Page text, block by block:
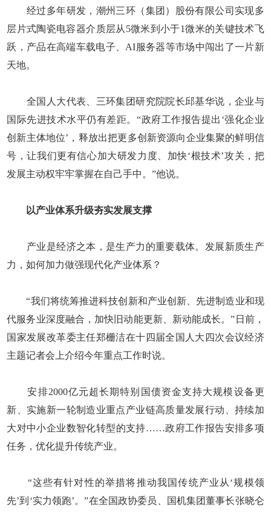
经过多年研发，潮州三环（集团）股份有限公司实现多
层片式陶瓷电容器介质层从5微米到小于1微米的关键技术飞
跃，产品在高端车载电子、AI服务器等市场中闯出了一片新
天地。
全国人大代表、三环集团研究院院长邱基华说，企业与
国际先进技术水平仍有差距。“政府工作报告提出‘强化企业
创新主体地位’，释放出把更多创新资源向企业集聚的鲜明信
号，让我们更有信心加大研发力度、加快‘根技术’攻关，把
发展主动权牢牢掌握在自己手中。”他说。
以产业体系升级夯实发展支撑
产业是经济之本，是生产力的重要载体。发展新质生产
力，如何加力做强现代化产业体系？
“我们将统筹推进科技创新和产业创新、先进制造业和现
代服务业深度融合，加快旧动能更新、新动能成长。”日前，
国家发展改革委主任郑栅洁在十四届全国人大四次会议经济
主题记者会上介绍今年重点工作时说。
安排2000亿元超长期特别国债资金支持大规模设备更
新、实施新一轮制造业重点产业链高质量发展行动、持续加
大对中小企业数智化转型的支持……政府工作报告安排多项
任务，优化提升传统产业。
“这些有针对性的举措将推动我国传统产业从‘规模领
先’到‘实力领跑’。”在全国政协委员、国机集团董事长张晓仑